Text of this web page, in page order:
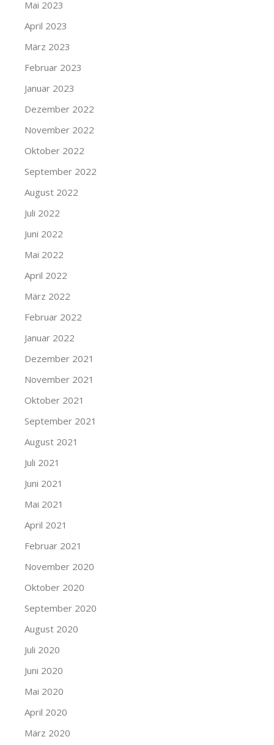
Mai 2023
April 2023
März 2023
Februar 2023
Januar 2023
Dezember 2022
November 2022
Oktober 2022
September 2022
August 2022
Juli 2022
Juni 2022
Mai 2022
April 2022
März 2022
Februar 2022
Januar 2022
Dezember 2021
November 2021
Oktober 2021
September 2021
August 2021
Juli 2021
Juni 2021
Mai 2021
April 2021
Februar 2021
November 2020
Oktober 2020
September 2020
August 2020
Juli 2020
Juni 2020
Mai 2020
April 2020
März 2020